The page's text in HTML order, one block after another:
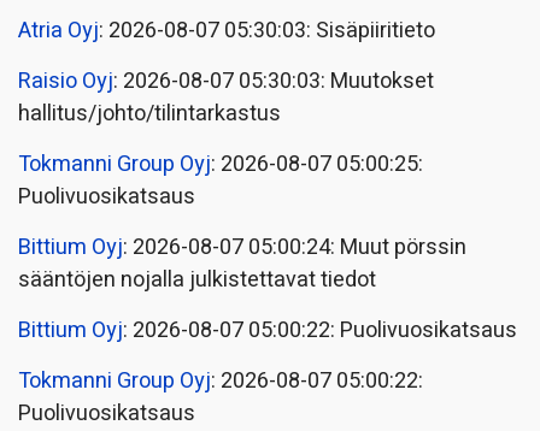
Atria Oyj: 2026-08-07 05:30:03: Sisäpiiritieto
Raisio Oyj: 2026-08-07 05:30:03: Muutokset
hallitus/johto/tilintarkastus
Tokmanni Group Oyj: 2026-08-07 05:00:25:
Puolivuosikatsaus
Bittium Oyj: 2026-08-07 05:00:24: Muut pörssin
sääntöjen nojalla julkistettavat tiedot
Bittium Oyj: 2026-08-07 05:00:22: Puolivuosikatsaus
Tokmanni Group Oyj: 2026-08-07 05:00:22:
Puolivuosikatsaus